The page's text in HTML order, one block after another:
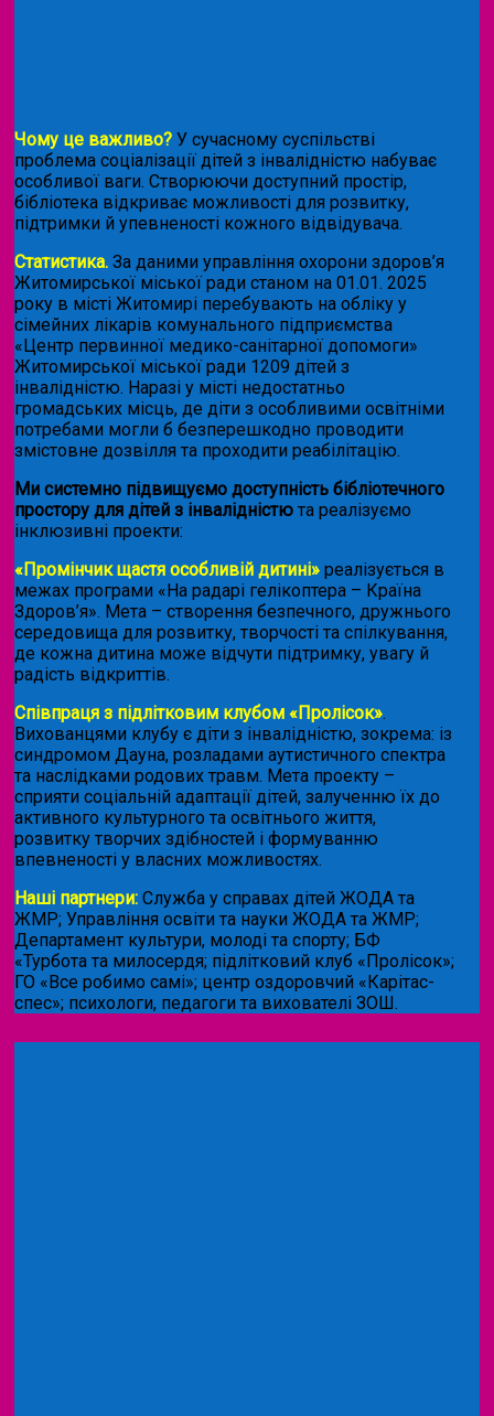
Чому це важливо? У сучасному суспільстві
проблема соціалізації дітей з інвалідністю набуває
особливої ваги. Створюючи доступний простір,
бібліотека відкриває можливості для розвитку,
підтримки й упевненості кожного відвідувача.
Статистика. За даними управління охорони здоров’я
Житомирської міської ради станом на 01.01. 2025
року в місті Житомирі перебувають на обліку у
сімейних лікарів комунального підприємства
«Центр первинної медико-санітарної допомоги»
Житомирської міської ради 1209 дітей з
інвалідністю. Наразі у місті недостатньо
громадських місць, де діти з особливими освітніми
потребами могли б безперешкодно проводити
змістовне дозвілля та проходити реабілітацію.
Ми системно підвищуємо доступність бібліотечного
простору для дітей з інвалідністю та реалізуємо
інклюзивні проекти:
«Промінчик щастя особливій дитині» реалізується в
межах програми «На радарі гелікоптера – Країна
Здоров’я». Мета – створення безпечного, дружнього
середовища для розвитку, творчості та спілкування,
де кожна дитина може відчути підтримку, увагу й
радість відкриттів.
Співпраця з підлітковим клубом «Пролісок».
Вихованцями клубу є діти з інвалідністю, зокрема: із
синдромом Дауна, розладами аутистичного спектра
та наслідками родових травм. Мета проекту –
сприяти соціальній адаптації дітей, залученню їх до
активного культурного та освітнього життя,
розвитку творчих здібностей і формуванню
впевненості у власних можливостях.
Наші партнери: Служба у справах дітей ЖОДА та
ЖМР; Управління освіти та науки ЖОДА та ЖМР;
Департамент культури, молоді та спорту; БФ
«Турбота та милосердя; підлітковий клуб «Пролісок»;
ГО «Все робимо самі»; центр оздоровчий «Карітас-
спес»; психологи, педагоги та вихователі ЗОШ.